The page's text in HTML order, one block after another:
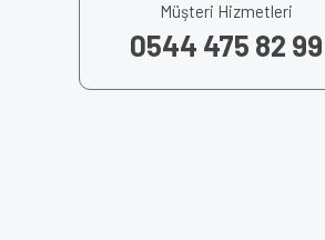
Müşteri Hizmetleri
0544 475 82 99